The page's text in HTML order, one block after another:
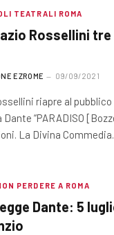
TEATRALI ROMA
Rossellini
EZROME 09/09/2021
riapre al
“PARADISO
La Divina
PERDERE A ROMA
Dante: 5